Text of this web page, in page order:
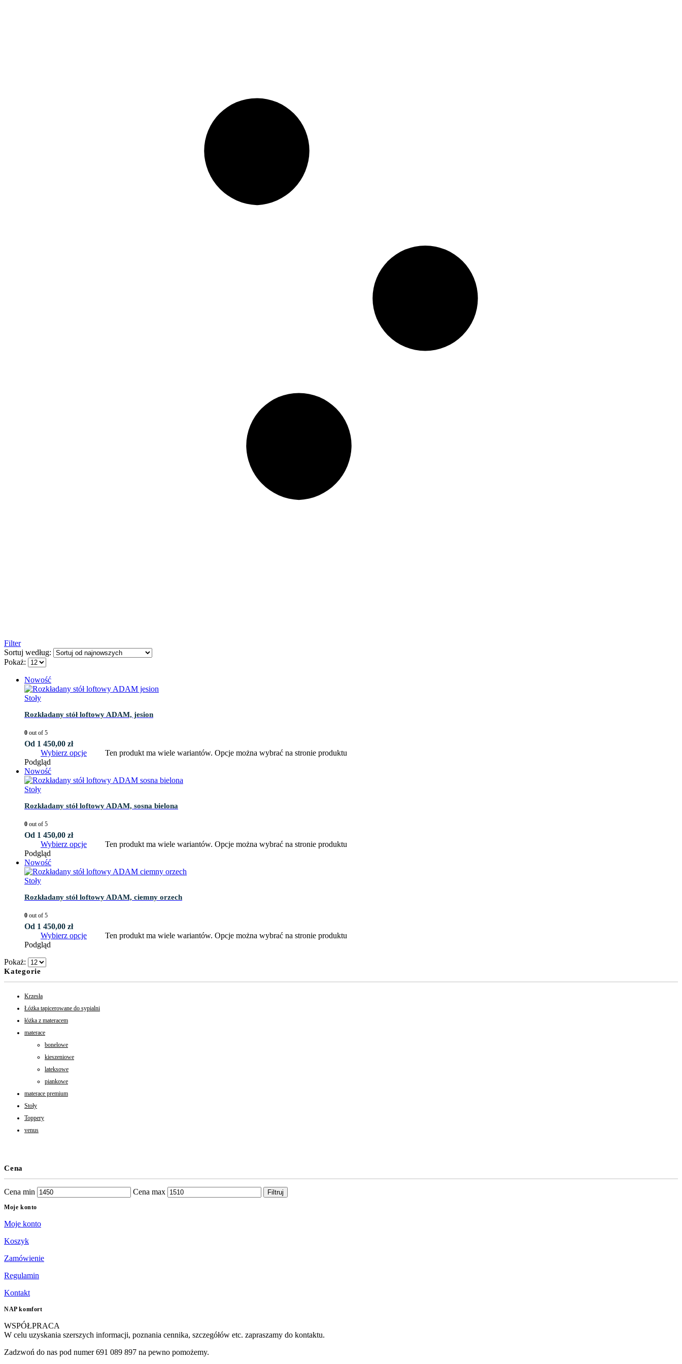
Filter
Sortuj według:
Pokaż:
Nowość
Stoły
Rozkładany stół loftowy ADAM, jesion
0 out of 5
Od 1 450,00 zł
Wybierz opcje
Ten produkt ma wiele wariantów. Opcje można wybrać na stronie produktu
Podgląd
Nowość
Stoły
Rozkładany stół loftowy ADAM, sosna bielona
0 out of 5
Od 1 450,00 zł
Wybierz opcje
Ten produkt ma wiele wariantów. Opcje można wybrać na stronie produktu
Podgląd
Nowość
Stoły
Rozkładany stół loftowy ADAM, ciemny orzech
0 out of 5
Od 1 450,00 zł
Wybierz opcje
Ten produkt ma wiele wariantów. Opcje można wybrać na stronie produktu
Podgląd
Pokaż:
Kategorie
Krzesła
Łóżka tapicerowane do sypialni
łóżka z materacem
materace
bonelowe
kieszeniowe
lateksowe
piankowe
materace premium
Stoły
Toppery
venus
Cena
Cena min Cena max Filtruj
Moje konto
Moje konto
Koszyk
Zamówienie
Regulamin
Kontakt
NAP komfort
WSPÓŁPRACA
W celu uzyskania szerszych informacji, poznania cennika, szczegółów etc. zapraszamy do kontaktu.
Zadzwoń do nas pod numer 691 089 897 na pewno pomożemy.